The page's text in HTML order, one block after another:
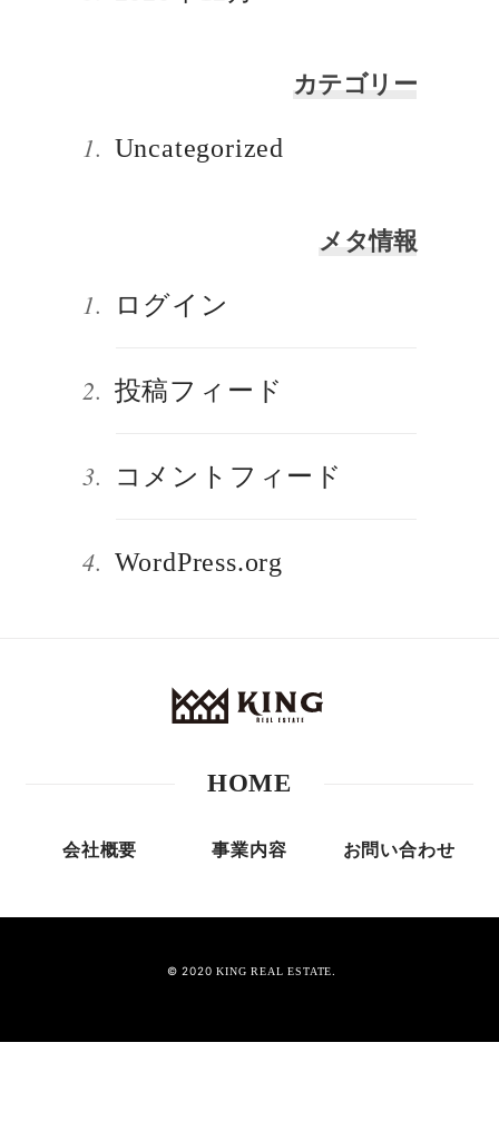
カテゴリー
Uncategorized
メタ情報
ログイン
投稿フィード
コメントフィード
WordPress.org
HOME
会社概要 事業内容 お問い合わせ
© 2020KING REAL ESTATE.